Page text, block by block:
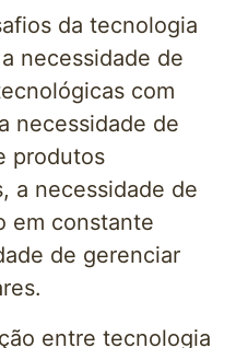
da tecnologia
necessidade de
com
necessidade de
produtos
a necessidade de
em constante
de gerenciar
entre tecnologia